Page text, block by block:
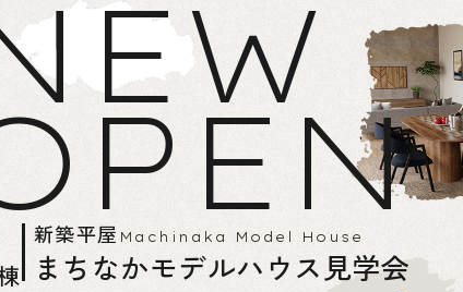
新築平屋 Machinaka Model House
まちなかモデルハウス見学会